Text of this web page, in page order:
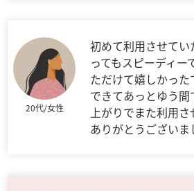
20代/女性
初めて利用させて
ってもスピーディー
ただけて嬉しかっ
できてあっとゆう
上がりでまた利用さ
ありがとうござい